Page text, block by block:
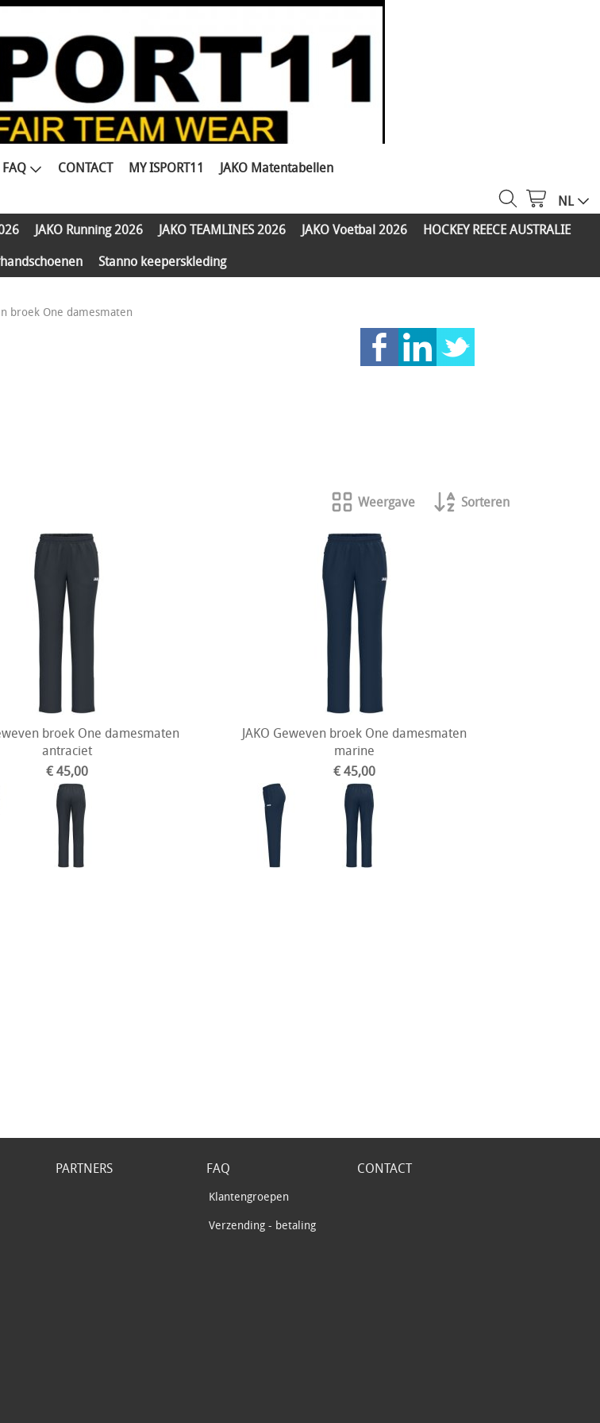
FAQ CONTACT MY ISPORT11
JAKO Matentabellen
NL
JAKO Running 2026 JAKO TEAMLINES 2026 JAKO Voetbal 2026
HOCKEY REECE AUSTRALIE
Stanno keeperskleding
broek One damesmaten
Weergave Sorteren
broek One damesmaten
antraciet
€ 45,00
JAKO Geweven broek One damesmaten
marine
€ 45,00
PARTNERS FAQ
Klantengroepen
Verzending - betaling
CONTACT